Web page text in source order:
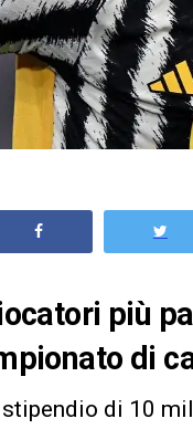
più
di
di 10